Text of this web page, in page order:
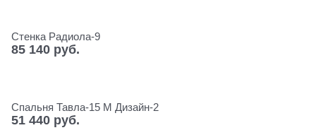
Стенка Радиола-9
85 140 руб.
Спальня Тавла-15 М Дизайн-2
51 440 руб.